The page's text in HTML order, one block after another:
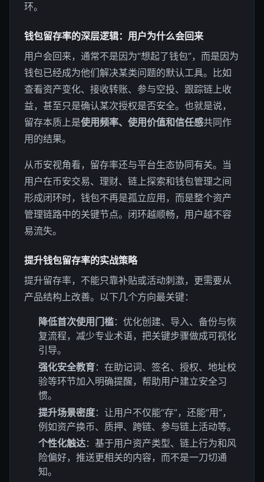
环。
钱包留存率的深层逻辑：用户为什么会回来
用户会回来，通常不是因为“想起了钱包”，而是因为
钱包已经成为他们解决某类问题的默认工具。比如
查看资产变化、接收转账、参与空投、跟踪链上收
益，甚至只是确认某次授权是否安全。也就是说，
留存本质上是使用频率、使用价值和信任感共同作
用的结果。
从币安视角看，留存率还与平台生态协同有关。当
用户在币安交易、理财、链上探索和钱包管理之间
形成闭环时，钱包不再是孤立应用，而是整个资产
管理链路中的关键节点。闭环越顺畅，用户越不容
易流失。
提升钱包留存率的实战策略
提升留存率，不能只靠补贴或活动刺激，更需要从
产品结构上改善。以下几个方向最关键：
降低首次使用门槛：优化创建、导入、备份与恢
复流程，减少专业术语，把关键步骤做成可视化
引导。
强化安全教育：在助记词、签名、授权、地址校
验等环节加入明确提醒，帮助用户建立安全习
惯。
提升场景密度：让用户不仅能“存”，还能“用”，
例如资产换币、质押、跨链、参与链上活动等。
个性化触达：基于用户资产类型、链上行为和风
险偏好，推送更相关的内容，而不是一刀切通
知。